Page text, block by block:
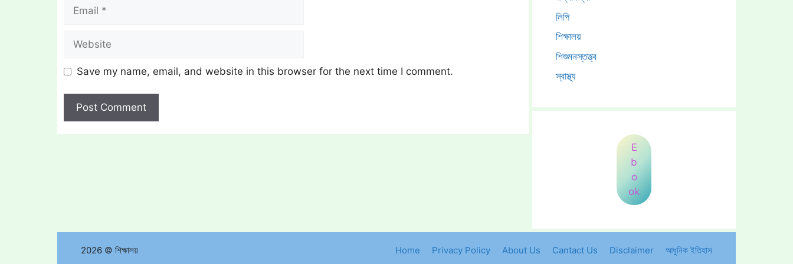
Save my name, email, and website in this browser for the next time I comment.
লিপি
শিক্ষালয়
শিশুমনস্তত্ত্ব
স্বাস্থ্য
E
b
o
ok
Home Privacy Policy About Us Cantact Us Disclaimer আধুনিক ইতিহাস
2026 © শিক্ষালয়